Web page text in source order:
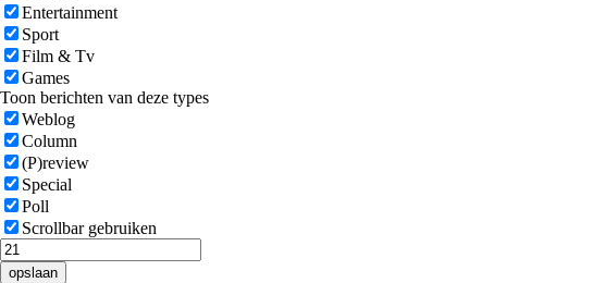
Entertainment
Sport
Film & Tv
Games
Toon berichten van deze types
Weblog
Column
(P)review
Special
Poll
Scrollbar gebruiken
opslaan